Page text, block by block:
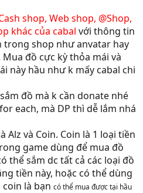
shop, Web shop, @Shop,
khác của cabal với thông tin
trong shop như anvatar hay
đồ cực kỳ thỏa mái và
này hầu như k mấy cabal chi
đồ mà k cần donate nhé
each, mà DP thì dễ lắm nhá
Alz và Coin. Coin là 1 loại tiền
game dùng để mua đồ
thể sắm dc tất cả các loại đồ
tiền này, hoặc có thể dùng
là bạn có thể mua được tại hầu